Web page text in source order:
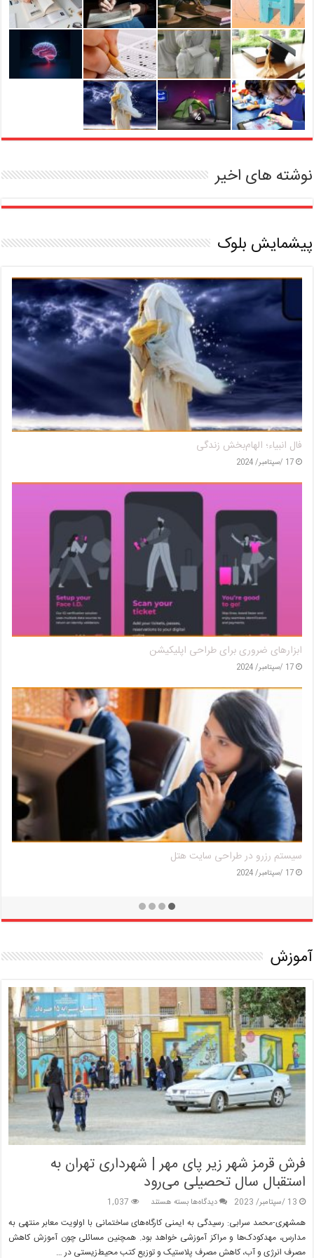
نوشته های اخیر
پیشمایش بلوک
ابزارهای ضروری برای طراحی اپلیکیشن
سیستم رزرو در طراحی سایت هتل
آموزش
فرش قرمز شهر زیر پای مهر | شهرداری تهران به
استقبال سال تحصیلی می‌رود
13 /سپتامبر/ 2023 دیدگاه‌هابرای
قرمز
شهر
زیر
بسته هستند 1,037
همشهری-محمد سرابی: رسیدگی به ایمنی کارگاه‌های ساختمانی با اولویت معابر منتهی به
مدارس، مهدکودک‌ها و مراکز آموزشی خواهد بود. همچنین مسائلی چون آموزش کاهش
مصرف انرژی و آب، کاهش مصرف پلاستیک و توزیع کتب محیط‌زیستی در …